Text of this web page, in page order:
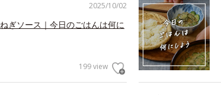
2025/10/02
ぎソース｜今日のごはんは何に
199 view